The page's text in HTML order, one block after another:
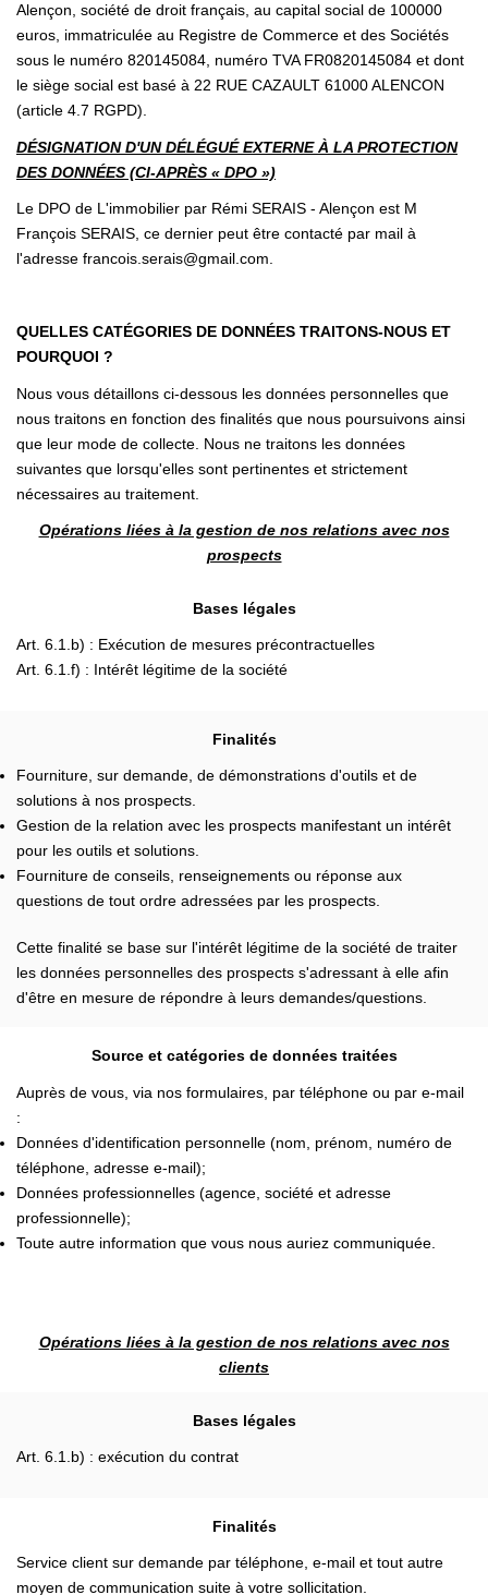
Alençon, société de droit français, au capital social de 100000
euros, immatriculée au Registre de Commerce et des Sociétés
sous le numéro 820145084, numéro TVA FR0820145084 et dont
le siège social est basé à 22 RUE CAZAULT 61000 ALENCON
(article 4.7 RGPD).
DÉSIGNATION D'UN DÉLÉGUÉ EXTERNE À LA PROTECTION
DES DONNÉES (CI-APRÈS « DPO »)
Le DPO de L'immobilier par Rémi SERAIS - Alençon est M
François SERAIS, ce dernier peut être contacté par mail à
l'adresse francois.serais@gmail.com.
QUELLES CATÉGORIES DE DONNÉES TRAITONS-NOUS ET
POURQUOI ?
Nous vous détaillons ci-dessous les données personnelles que
nous traitons en fonction des finalités que nous poursuivons ainsi
que leur mode de collecte. Nous ne traitons les données
suivantes que lorsqu'elles sont pertinentes et strictement
nécessaires au traitement.
Opérations liées à la gestion de nos relations avec nos
prospects
Bases légales
Art. 6.1.b) : Exécution de mesures précontractuelles
Art. 6.1.f) : Intérêt légitime de la société
Finalités
Fourniture, sur demande, de démonstrations d'outils et de
solutions à nos prospects.
Gestion de la relation avec les prospects manifestant un intérêt
pour les outils et solutions.
Fourniture de conseils, renseignements ou réponse aux
questions de tout ordre adressées par les prospects.
Cette finalité se base sur l'intérêt légitime de la société de traiter
les données personnelles des prospects s'adressant à elle afin
d'être en mesure de répondre à leurs demandes/questions.
Source et catégories de données traitées
Auprès de vous, via nos formulaires, par téléphone ou par e-mail
:
Données d'identification personnelle (nom, prénom, numéro de
téléphone, adresse e-mail);
Données professionnelles (agence, société et adresse
professionnelle);
Toute autre information que vous nous auriez communiquée.
Opérations liées à la gestion de nos relations avec nos
clients
Bases légales
Art. 6.1.b) : exécution du contrat
Finalités
Service client sur demande par téléphone, e-mail et tout autre
moyen de communication suite à votre sollicitation.